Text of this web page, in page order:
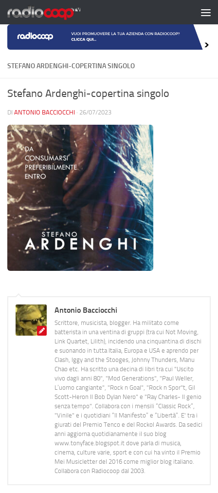
Salta al contenuto
STEFANO ARDENGHI-COPERTINA SINGOLO
Stefano Ardenghi-copertina singolo
DI ANTONIO BACCIOCCHI · 26/07/2023
Antonio Bacciocchi
Scrittore, musicista, blogger. Ha militato come
batterista in una ventina di gruppi (tra cui Not Moving,
Link Quartet, Lilith), incidendo una cinquantina di dischi
e suonando in tutta Italia, Europa e USA e aprendo per
Clash, Iggy and the Stooges, Johnny Thunders, Manu
Chao etc. Ha scritto una decina di libri tra cui "Uscito
vivo dagli anni 80", "Mod Generations", "Paul Weller,
L’uomo cangiante", "Rock n Goal", "Rock n Spor"t, Gil
Scott-Heron Il Bob Dylan Nero" e "Ray Charles- Il genio
senza tempo". Collabora con i mensili “Classic Rock”,
"Vinile" e i quotidiani “Il Manifesto” e “Libertà”. E' tra i
giurati del Premio Tenco e del Rockol Awards. Da sedici
anni aggiorna quotidianamente il suo blog
www.tonyface.blogspot.it dove parla di musica,
cinema, culture varie, sport e con cui ha vinto il Premio
Mei Musicletter del 2016 come miglior blog italiano.
Collabora con Radiocoop dal 2003.